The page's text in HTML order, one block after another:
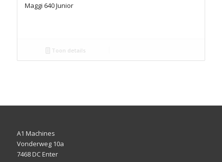
Maggi 640 Junior
Toon details
A1 Machines
Vonderweg 10a
7468 DC Enter